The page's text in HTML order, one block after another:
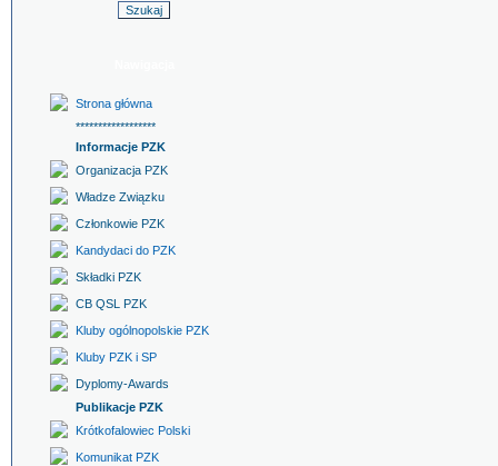
Strona główna
******************
Informacje PZK
Organizacja PZK
Władze Związku
Członkowie PZK
Kandydaci do PZK
Składki PZK
CB QSL PZK
Kluby ogólnopolskie PZK
Kluby PZK i SP
Dyplomy-Awards
Publikacje PZK
Krótkofalowiec Polski
Komunikat PZK